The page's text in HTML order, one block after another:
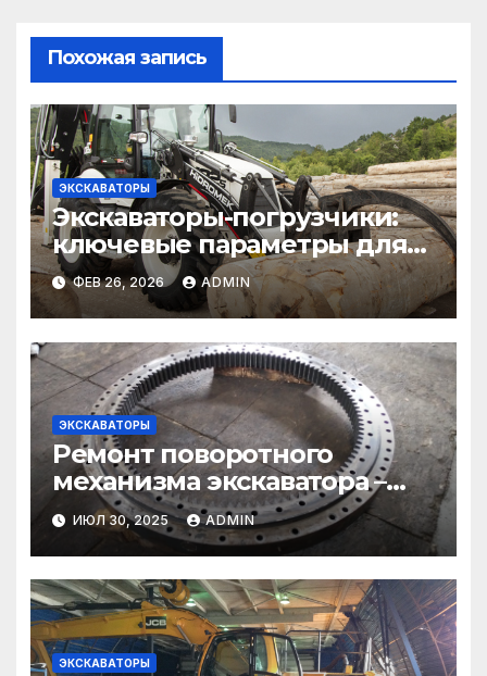
Похожая запись
ЭКСКАВАТОРЫ
Экскаваторы-погрузчики:
ключевые параметры для
эффективной работы
ФЕВ 26, 2026 ADMIN
ЭКСКАВАТОРЫ
Ремонт поворотного
механизма экскаватора –
надежно и качественно
ИЮЛ 30, 2025 ADMIN
ЭКСКАВАТОРЫ